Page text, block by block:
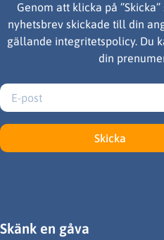
Genom att klicka på
nyhetsbrev skickade till din
gällande integritetspolicy. Du
din
Skicka
Skänk en gåva